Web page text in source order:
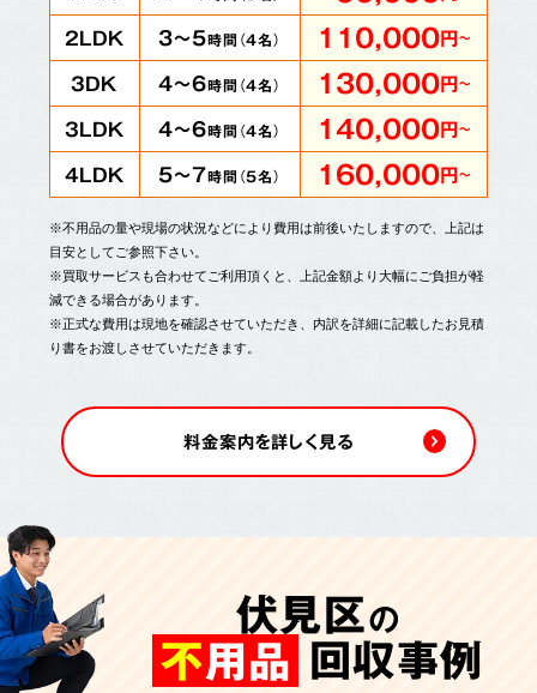
2LDK 3～5時間（4名） 110,000円～
3DK 4～6時間（4名） 130,000円～
3LDK 4～6時間（4名） 140,000円～
4LDK 5～7時間（5名） 160,000円～
※不用品の量や現場の状況などにより費用は前後いたしますので、上記は
目安としてご参照下さい。
※買取サービスも合わせてご利用頂くと、上記金額より大幅にご負担が軽
減できる場合があります。
※正式な費用は現地を確認させていただき、内訳を詳細に記載したお見積
り書をお渡しさせていただきます。
料金案内を詳しく見る
伏見区の
不用品 回収事例